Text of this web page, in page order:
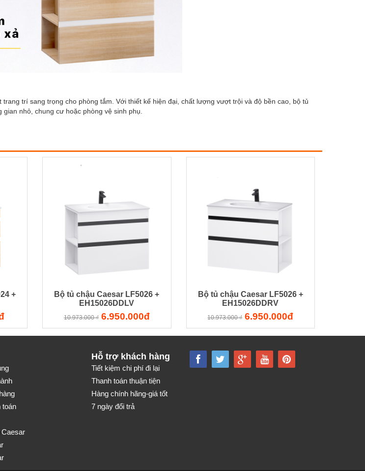
trí sang trọng cho phòng tắm. Với thiết kế hiện đại, chất lượng vượt trội và độ bền cao, bộ tủ
nhỏ, chung cư hoặc phòng vệ sinh phụ.
+
Bộ tủ chậu Caesar LF5026 +
EH15026DDLV
10.973.000 ₫ 6.950.000đ
Bộ tủ chậu Caesar LF5026 +
EH15026DDRV
10.973.000 ₫ 6.950.000đ
toán
Caesar
Hỗ trợ khách hàng
Tiết kiệm chi phí đi lại
Thanh toán thuận tiện
Hàng chính hãng-giá tốt
7 ngày đổi trả